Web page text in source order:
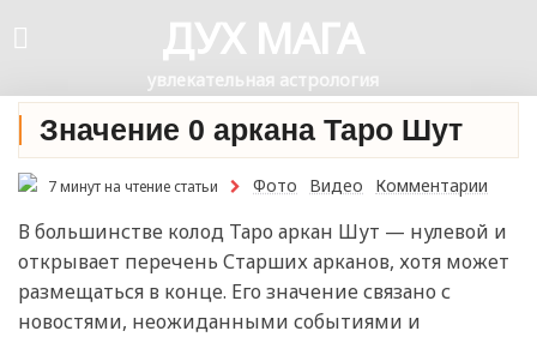
ДУХ МАГА
увлекательная астрология
Значение 0 аркана Таро Шут
7 минут на чтение статьи Фото Видео Комментарии
В большинстве колод Таро аркан Шут — нулевой и
открывает перечень Старших арканов, хотя может
размещаться в конце. Его значение связано с
новостями, неожиданными событиями и